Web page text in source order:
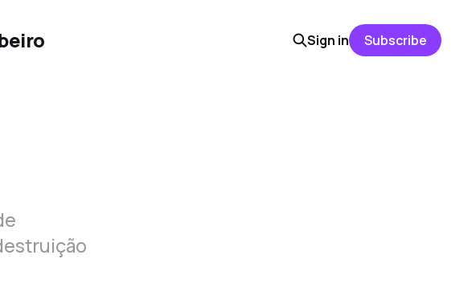
Sign in Subscribe